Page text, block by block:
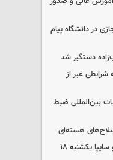
در دانشگاه پیام
دستگیر شد
غیر از
بین‌المللی ضبط
هسته‌ای
قیمت محصولات ایران‌خودرو و سایپا یکشنبه ۱۸